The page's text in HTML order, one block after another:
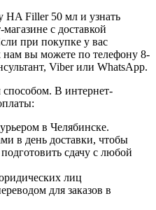
HA Filler 50 мл и узнать
с доставкой
при покупке у вас
нам вы можете по телефону 8-
Viber или WhatsApp.
В интернет-
в Челябинске.
в день доставки, чтобы
сдачу с любой
лиц
для заказов в